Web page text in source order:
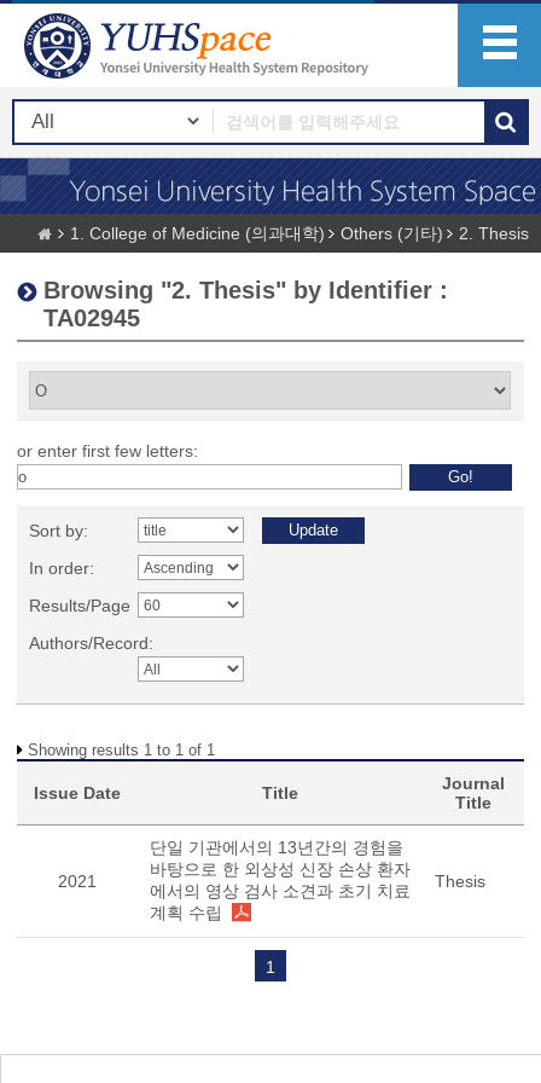
1. College of Medicine (의과대학) Others (기타) 2. Thesis
Browsing "2. Thesis" by Identifier :
TA02945
or enter first few letters:
Sort by:
In order:
Results/Page
Authors/Record:
Showing results 1 to 1 of 1
Issue Date Title
Journal
Title
2021
단일 기관에서의 13년간의 경험을
바탕으로 한 외상성 신장 손상 환자
에서의 영상 검사 소견과 초기 치료
계획 수립
Thesis
1